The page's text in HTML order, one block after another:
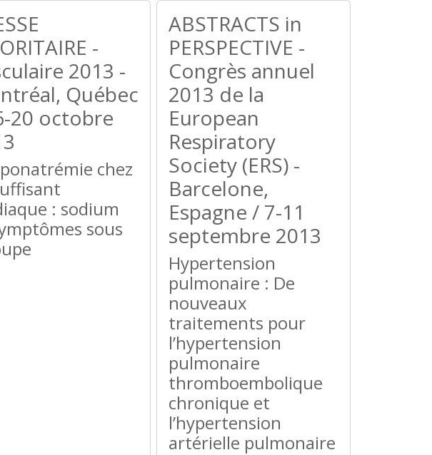
-
2013 -
Québec
20 octobre
chez
: sodium
sous
ABSTRACTS in
PERSPECTIVE -
Congrès annuel
2013 de la
European
Respiratory
Society (ERS) -
Barcelone,
Espagne / 7-11
septembre 2013
Hypertension
pulmonaire : De
nouveaux
traitements pour
l’hypertension
pulmonaire
thromboembolique
chronique et
l’hypertension
artérielle pulmonaire